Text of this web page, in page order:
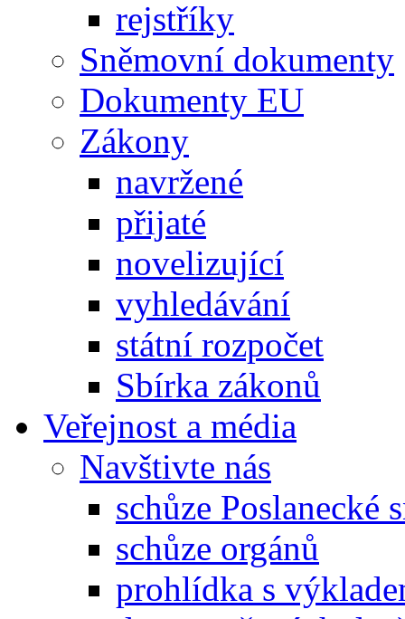
rejstříky
Sněmovní dokumenty
Dokumenty EU
Zákony
navržené
přijaté
novelizující
vyhledávání
státní rozpočet
Sbírka zákonů
Veřejnost a média
Navštivte nás
schůze Poslanecké
schůze orgánů
prohlídka s